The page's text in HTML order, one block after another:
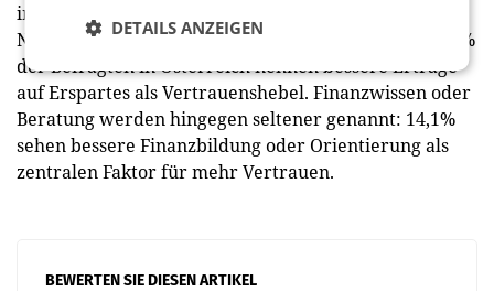
internationalen Durchschnitt von 13,5%. Auch höhere
Nettoerträge auf Ersparnisse spielen eine Rolle: 23,3%
der Befragten in Österreich nennen bessere Erträge
auf Erspartes als Vertrauenshebel. Finanzwissen oder
Beratung werden hingegen seltener genannt: 14,1%
sehen bessere Finanzbildung oder Orientierung als
zentralen Faktor für mehr Vertrauen.
BEWERTEN SIE DIESEN ARTIKEL
DETAILS ANZEIGEN